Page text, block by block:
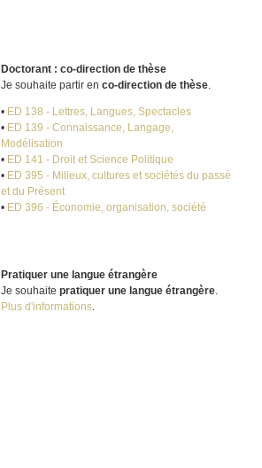
Doctorant : co-direction de thèse
Je souhaite partir enco-direction de thèse.
• ED 138 - Lettres, Langues, Spectacles
• ED 139 - Connaissance, Langage,
Modélisation
• ED 141 - Droit et Science Politique
• ED 395 - Milieux, cultures et sociétés du passé
et du Présent
• ED 396 - Économie, organisation, société
Pratiquer une langue étrangère
Je souhaitepratiquer une langue étrangère.
Plus d'informations.